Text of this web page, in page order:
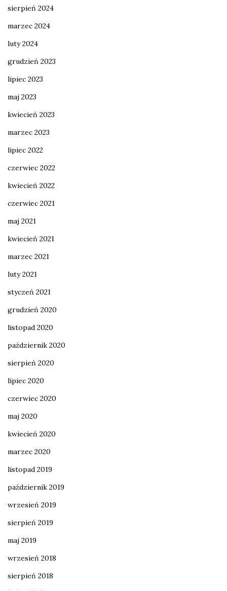
sierpień 2024
marzec 2024
luty 2024
grudzień 2023
lipiec 2023
maj 2023
kwiecień 2023
marzec 2023
lipiec 2022
czerwiec 2022
kwiecień 2022
czerwiec 2021
maj 2021
kwiecień 2021
marzec 2021
luty 2021
styczeń 2021
grudzień 2020
listopad 2020
październik 2020
sierpień 2020
lipiec 2020
czerwiec 2020
maj 2020
kwiecień 2020
marzec 2020
listopad 2019
październik 2019
wrzesień 2019
sierpień 2019
maj 2019
wrzesień 2018
sierpień 2018